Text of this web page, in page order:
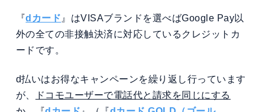
『dカード 』はVISAブランドを選べばGoogle Pay以
外の全ての非接触決済に対応しているクレジットカ
ードです。
d払いはお得なキャンペーンを繰り返し行っています
が、
ドコモユーザーで電話代と請求を同じにする